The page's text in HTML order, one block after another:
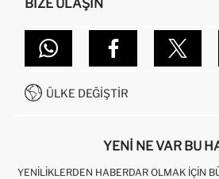
KURUMSAL SATIŞ
DEFACTO TEKNOLOJI
SITEMAP
SIPARIŞIMI NASIL TAKIP EDERIM?
NASIL İADE EDERIM?
GIFT CLUB SIKÇA SORULAN SORULAR
İŞLEM REHBERI
KAMPANYALAR
BIZE ULAŞIN
MAĞAZALARIMIZ
İLETIŞIM FORMU
0850 333 22 86
ÜLKE DEĞIŞTIR
YENI NE VAR BU
YENILIKLERDEN HABERDAR OLMAK İÇIN